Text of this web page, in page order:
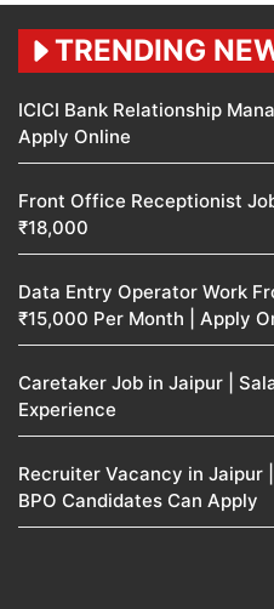
TRENDING
ICICI Bank Relationship
Apply Online
Front Office Receptionist
₹18,000
Data Entry Operator Work
₹15,000 Per Month | Apply
Caretaker Job in Jaipur |
Experience
Recruiter Vacancy in Jaipur
BPO Candidates Can Apply